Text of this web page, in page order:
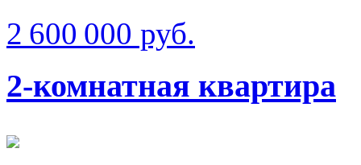
2 600 000 руб.
2-комнатная квартира